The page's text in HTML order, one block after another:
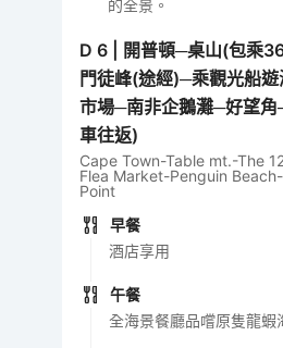
的全景。
D6
開普頓─桌山(包乘
門徒峰(途經)─乘觀光船
市場─南非企鵝灘─好望
車往返)
Cape Town-Table mt.-The
Flea Market-Penguin
Point
早餐
酒店享用
午餐
全海景餐廳品嚐原隻龍蝦